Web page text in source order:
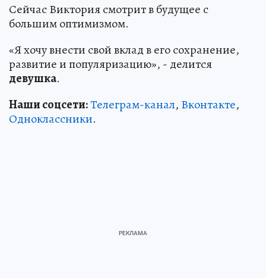
Сейчас Виктория смотрит в будущее с
большим оптимизмом.
«Я хочу внести свой вклад в его сохранение,
развитие и популяризацию», - делится
девушка.
Наши соцсети:Телеграм-канал, Вконтакте,
Одноклассники.